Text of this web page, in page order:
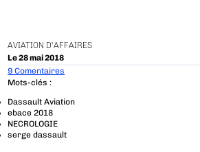
AVIATION D'AFFAIRES
Le 28 mai 2018
9 Comentaires
Mots-clés :
Dassault Aviation
ebace 2018
NECROLOGIE
serge dassault